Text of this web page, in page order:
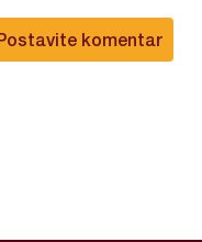
komentar